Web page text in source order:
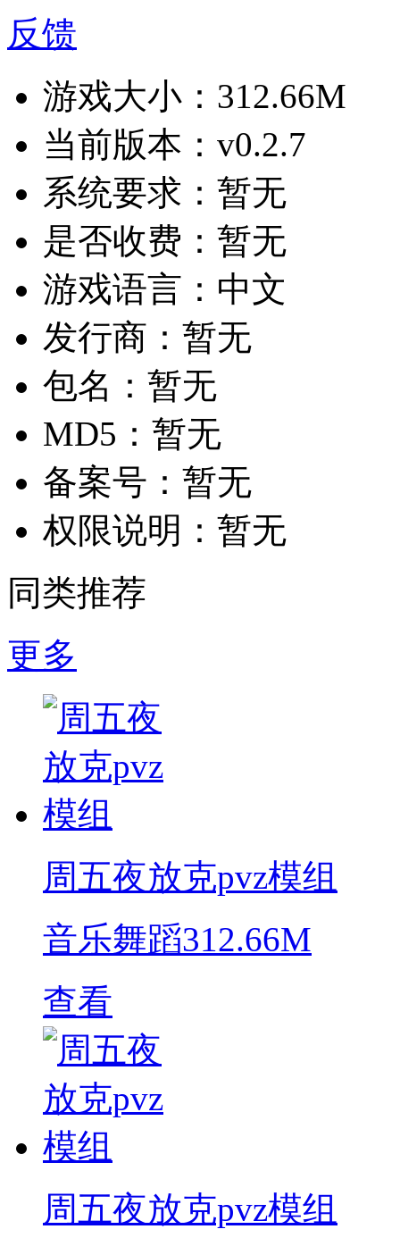
反馈
游戏大小： 312.66M
当前版本： v0.2.7
系统要求： 暂无
是否收费： 暂无
游戏语言： 中文
发行商： 暂无
包名： 暂无
MD5： 暂无
备案号： 暂无
权限说明： 暂无
同类推荐
更多
周五夜放克pvz模组
音乐舞蹈312.66M
查看
周五夜放克pvz模组